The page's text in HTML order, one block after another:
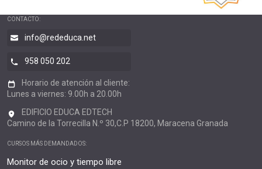
CONTACTO:
info@rededuca.net
958 050 202
Horario de atención al cliente:
Lunes a viernes: 9.00h a 20.00h
EDIFICIO EDUCA EDTECH
Camino de la Torrecilla N.º 30,C.P 18200, Maracena Granada
CURSOS MÁS DEMANDADOS:
Monitor de ocio y tiempo libre